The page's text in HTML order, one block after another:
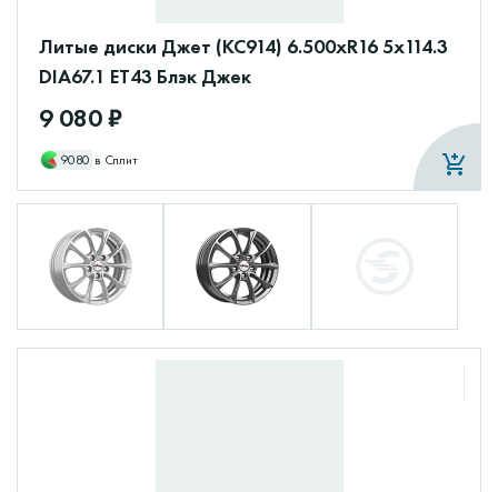
Литые диски Джет (КС914) 6.500xR16 5x114.3
DIA67.1 ET43 Блэк Джек
9 080 ₽
9080 в Сплит